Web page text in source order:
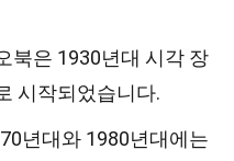
북은 1930년대 시각 장
시작되었습니다.
년대와 1980년대에는